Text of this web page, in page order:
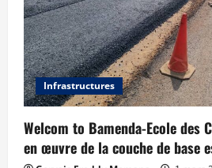
Infrastructures
Welcom to Bamenda-Ecole des
en œuvre de la couche de base